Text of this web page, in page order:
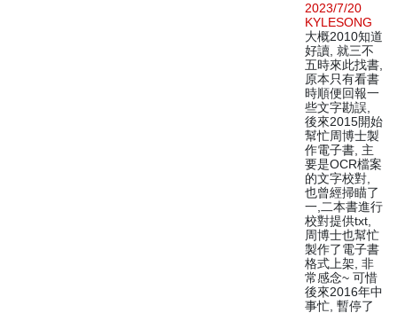
2023/7/20
KYLESONG
大概2010知道
好讀, 就三不
五時來此找書,
原本只有看書
時順便回報一
些文字勘誤,
後來2015開始
幫忙周博士製
作電子書, 主
要是OCR檔案
的文字校對,
也曾經掃瞄了
一,二本書進行
校對提供txt,
周博士也幫忙
製作了電子書
格式上架, 非
常感念~ 可惜
後來2016年中
事忙, 暫停了